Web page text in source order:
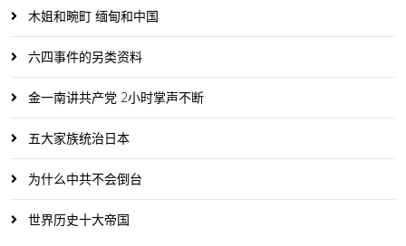
木姐和畹町 缅甸和中国
六四事件的另类资料
金一南讲共产党 2小时掌声不断
五大家族统治日本
为什么中共不会倒台
世界历史十大帝国